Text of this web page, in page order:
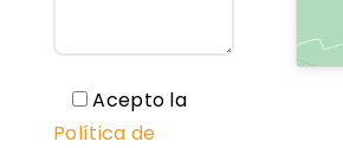
Acepto la
Política de